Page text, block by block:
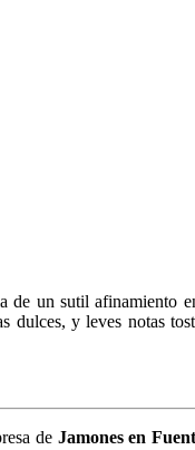
de un sutil afinamiento
dulces, y leves notas
de Jamones en